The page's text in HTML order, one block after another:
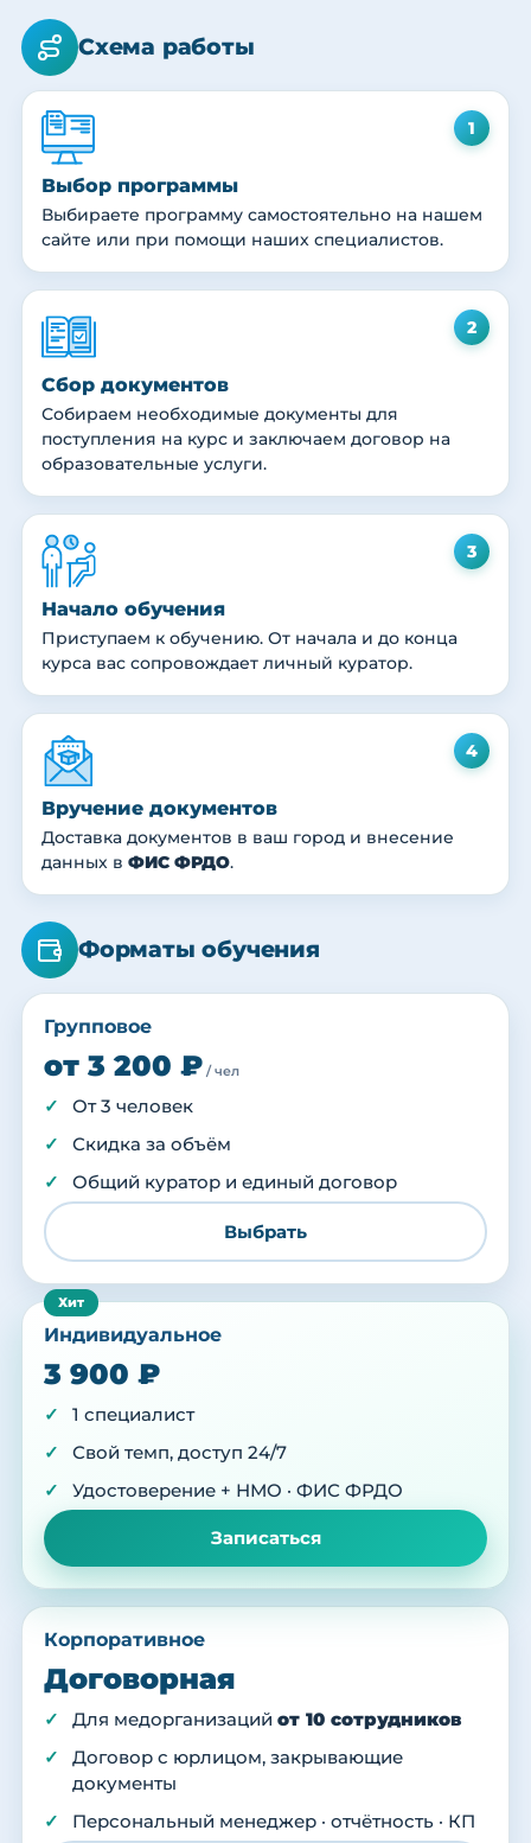
Схема работы
1
Выбор программы
Выбираете программу самостоятельно на нашем
сайте или при помощи наших специалистов.
2
Сбор документов
Собираем необходимые документы для
поступления на курс и заключаем договор на
образовательные услуги.
3
Начало обучения
Приступаем к обучению. От начала и до конца
курса вас сопровождает личный куратор.
4
Вручение документов
Доставка документов в ваш город и внесение
данных в ФИС ФРДО.
Форматы обучения
Групповое
от 3 200 ₽ / чел
От 3 человек
Скидка за объём
Общий куратор и единый договор
Выбрать
Индивидуальное
3 900 ₽
1 специалист
Свой темп, доступ 24/7
Удостоверение + НМО · ФИС ФРДО
Записаться
Корпоративное
Договорная
Для медорганизаций от 10 сотрудников
Договор с юрлицом, закрывающие
документы
Персональный менеджер · отчётность · КП